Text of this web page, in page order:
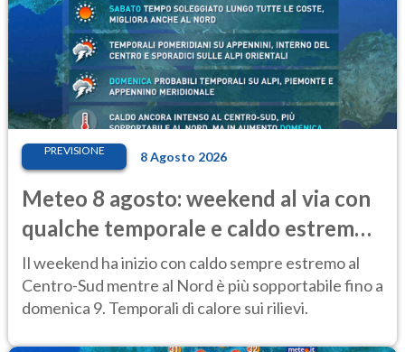
PREVISIONE 8 Agosto 2026
Meteo 8 agosto: weekend al via con
qualche temporale e caldo estremo
al Centro-Sud
Il weekend ha inizio con caldo sempre estremo al
Centro-Sud mentre al Nord è più sopportabile fino a
domenica 9. Temporali di calore sui rilievi.